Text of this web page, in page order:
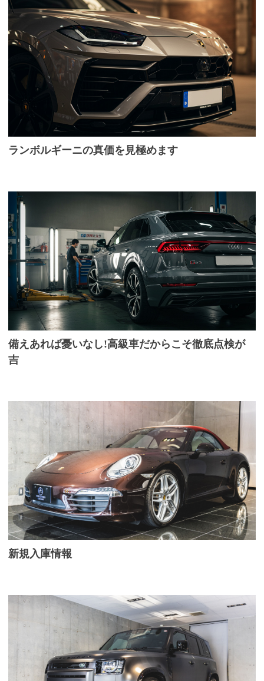
ランボルギーニの真価を見極めます
備えあれば憂いなし!高級車だからこそ徹底点検が
吉
新規入庫情報